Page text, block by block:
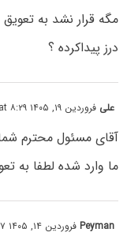
مگه قرار نشد به
درز پیداکرده ؟
علی فروردین ۱۹, ۱۴۰۵ at ۸:۲۹ ق٫ظ
آقای مسئول محترم
ما وارد شده لطفا به
Peymanفروردین ۱۴, ۱۴۰۵ at ۶:۰۷ ق٫ظ